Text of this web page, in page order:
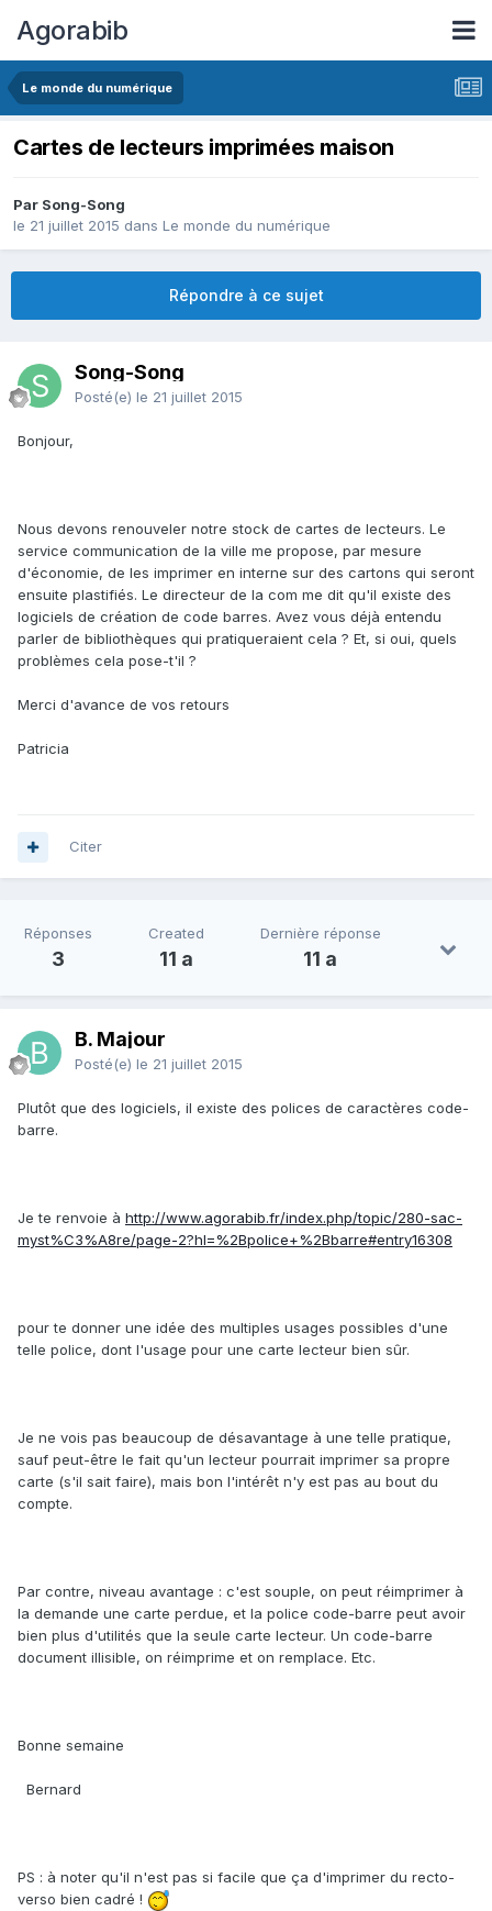
Agorabib
Le monde du numérique
Cartes de lecteurs imprimées maison
Par Song-Song
le 21 juillet 2015 dans Le monde du numérique
Répondre à ce sujet
Song-Song
Posté(e) le 21 juillet 2015
Bonjour,
Nous devons renouveler notre stock de cartes de lecteurs. Le
service communication de la ville me propose, par mesure
d'économie, de les imprimer en interne sur des cartons qui seront
ensuite plastifiés. Le directeur de la com me dit qu'il existe des
logiciels de création de code barres. Avez vous déjà entendu
parler de bibliothèques qui pratiqueraient cela ? Et, si oui, quels
problèmes cela pose-t'il ?
Merci d'avance de vos retours
Patricia
Citer
Réponses
3
Created
11 a
Dernière réponse
11 a
B. Majour
Posté(e) le 21 juillet 2015
Plutôt que des logiciels, il existe des polices de caractères code-
barre.
Je te renvoie à http://www.agorabib.fr/index.php/topic/280-sac-
myst%C3%A8re/page-2?hl=%2Bpolice+%2Bbarre#entry16308
pour te donner une idée des multiples usages possibles d'une
telle police, dont l'usage pour une carte lecteur bien sûr.
Je ne vois pas beaucoup de désavantage à une telle pratique,
sauf peut-être le fait qu'un lecteur pourrait imprimer sa propre
carte (s'il sait faire), mais bon l'intérêt n'y est pas au bout du
compte.
Par contre, niveau avantage : c'est souple, on peut réimprimer à
la demande une carte perdue, et la police code-barre peut avoir
bien plus d'utilités que la seule carte lecteur. Un code-barre
document illisible, on réimprime et on remplace. Etc.
Bonne semaine
Bernard
PS : à noter qu'il n'est pas si facile que ça d'imprimer du recto-
verso bien cadré !